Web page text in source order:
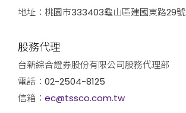
地址：桃園市333403龜山區建國東路29號
股務代理
台新綜合證券股份有限公司股務代理部
電話：02-2504-8125
信箱： ec@tssco.com.tw